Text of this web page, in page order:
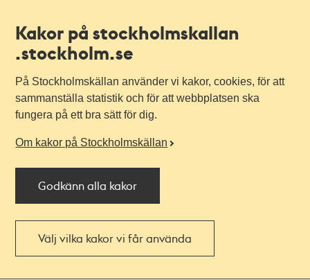
Kakor på stockholmskallan
.stockholm.se
På Stockholmskällan använder vi kakor, cookies, för att
sammanställa statistik och för att webbplatsen ska
fungera på ett bra sätt för dig.
Om kakor på Stockholmskällan
Godkänn alla kakor
Välj vilka kakor vi får använda